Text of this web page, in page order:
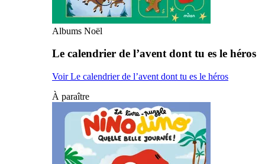
Albums Noël
Le calendrier de l’avent dont tu es le héros
Voir Le calendrier de l’avent dont tu es le héros
À paraître